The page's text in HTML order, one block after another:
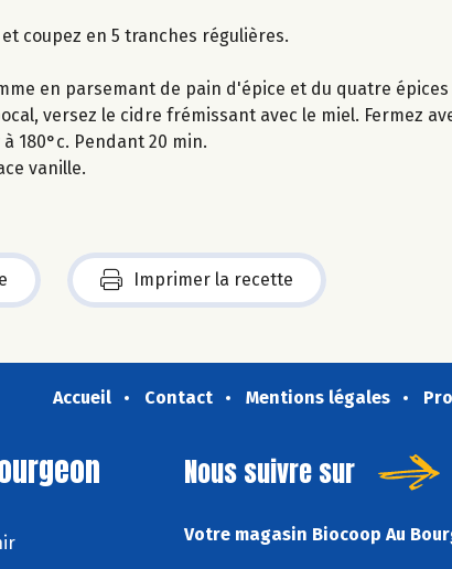
et coupez en 5 tranches régulières.
en parsemant de pain d'épice et du quatre
versez le cidre frémissant avec le miel. Fermez
180°c. Pendant 20 min.
vanille.
Imprimer la recette
Accueil Contact Mentions légales
Nous suivre sur
Votre magasin Biocoop Au